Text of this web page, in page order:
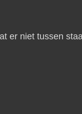
er niet tussen